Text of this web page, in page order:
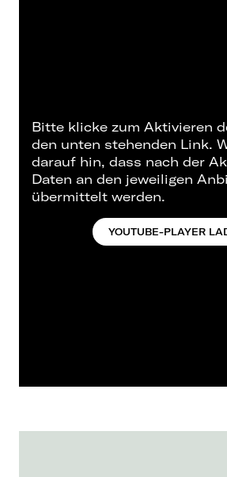
Bitte klicke zum Aktivieren
den unten stehenden Link.
darauf hin, dass nach der
Daten an den jeweiligen
übermittelt werden.
YOUTUBE-PLAYER